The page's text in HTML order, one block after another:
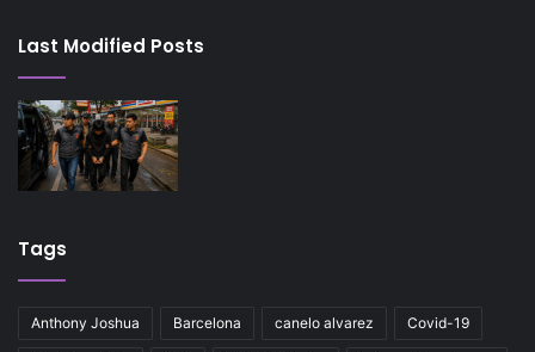
Last Modified Posts
Tags
Anthony Joshua Barcelona canelo alvarez Covid-19